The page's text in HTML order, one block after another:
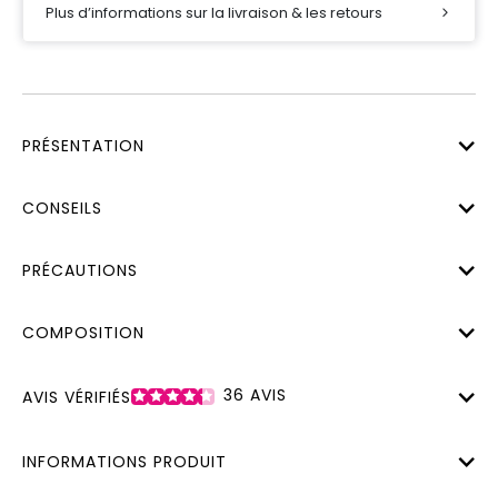
Plus d’informations sur la livraison & les retours
PRÉSENTATION
CONSEILS
PRÉCAUTIONS
COMPOSITION
AVIS VÉRIFIÉS 36 AVIS
INFORMATIONS PRODUIT